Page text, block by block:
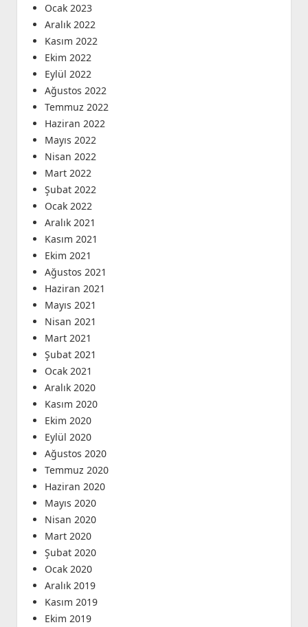
Ocak 2023
Aralık 2022
Kasım 2022
Ekim 2022
Eylül 2022
Ağustos 2022
Temmuz 2022
Haziran 2022
Mayıs 2022
Nisan 2022
Mart 2022
Şubat 2022
Ocak 2022
Aralık 2021
Kasım 2021
Ekim 2021
Ağustos 2021
Haziran 2021
Mayıs 2021
Nisan 2021
Mart 2021
Şubat 2021
Ocak 2021
Aralık 2020
Kasım 2020
Ekim 2020
Eylül 2020
Ağustos 2020
Temmuz 2020
Haziran 2020
Mayıs 2020
Nisan 2020
Mart 2020
Şubat 2020
Ocak 2020
Aralık 2019
Kasım 2019
Ekim 2019